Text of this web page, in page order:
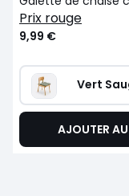
prix rouge
9,99 €
Vert
AJOUTER